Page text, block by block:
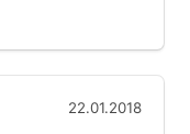
22.01.2018